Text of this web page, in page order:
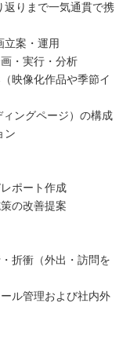
返りまで一気通貫で携
立案・運用
・実行・分析
映像化作品や季節イ
ングページ）の構成
ン
ポート作成
の改善提案
折衝（外出・訪問を
ル管理および社内外